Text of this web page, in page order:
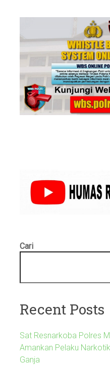
Cari
Recent Posts
Sat Resnarkoba Polres
Amankan Pelaku
Ganja